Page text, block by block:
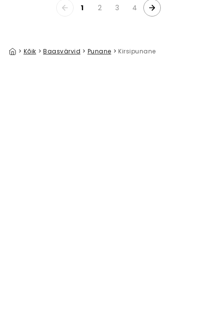
1 2 3 4
> Kõik > Baasvärvid > Punane > Kirsipunane